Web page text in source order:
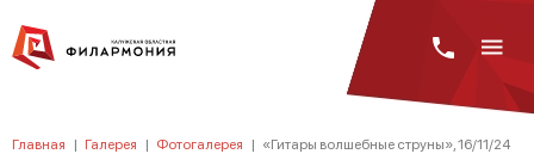
Главная | Галерея | Фотогалерея | «Гитары волшебные струны», 16/11/24